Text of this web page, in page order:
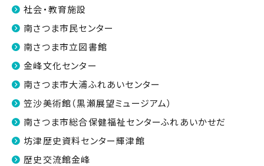
社会・教育施設
南さつま市民センター
南さつま市立図書館
金峰文化センター
南さつま市大浦ふれあいセンター
笠沙美術館（黒瀬展望ミュージアム）
南さつま市総合保健福祉センターふれあいかせだ
坊津歴史資料センター輝津館
歴史交流館金峰